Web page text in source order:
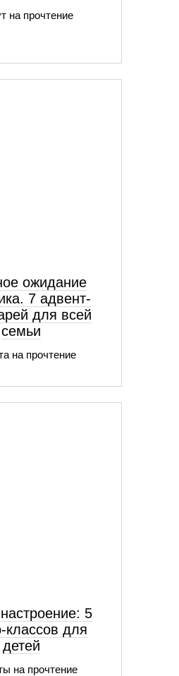
на прочтение
ожидание
7 адвент-
для всей
семьи
на прочтение
5
классов для
детей
на прочтение